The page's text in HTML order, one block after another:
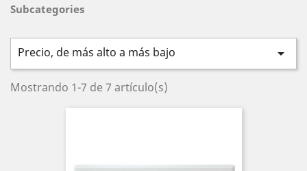
Subcategories
Precio, de más alto a más bajo 
Mostrando 1-7 de 7 artículo(s)